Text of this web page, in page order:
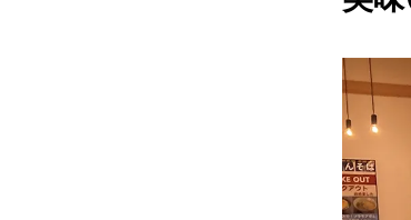
モバイル型POSレジ
オー
そば/うどん/ラーメン店で
D3 MINI
(一体型POS
CASHIE R